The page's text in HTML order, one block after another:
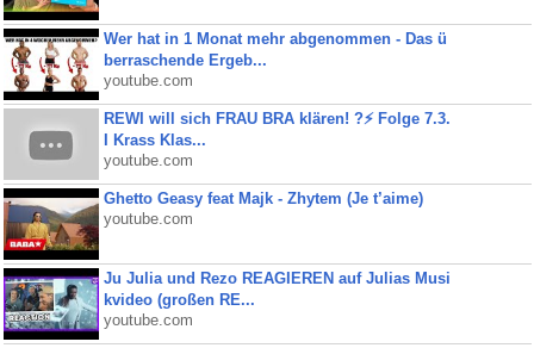
Wer hat in 1 Monat mehr abgenommen - Das ü
berraschende Ergeb...
youtube.com
REWI will sich FRAU BRA klären! ?⚡️ Folge 7.3.
I Krass Klas...
youtube.com
Ghetto Geasy feat Majk - Zhytem (Je t’aime)
youtube.com
Ju Julia und Rezo REAGIEREN auf Julias Musi
kvideo (großen RE...
youtube.com